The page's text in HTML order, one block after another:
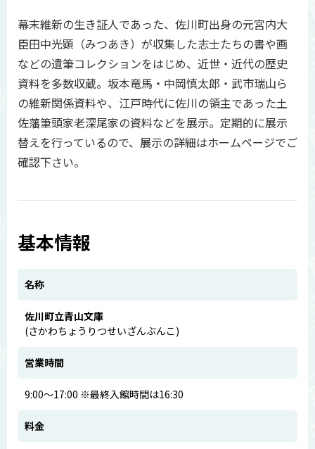
幕末維新の生き証人であった、佐川町出身の元宮内大
臣田中光顕（みつあき）が収集した志士たちの書や画
などの遺筆コレクションをはじめ、近世・近代の歴史
資料を多数収蔵。坂本竜馬・中岡慎太郎・武市瑞山ら
の維新関係資料や、江戸時代に佐川の領主であった土
佐藩筆頭家老深尾家の資料などを展示。定期的に展示
替えを行っているので、展示の詳細はホームページでご
確認下さい。
基本情報
名称
佐川町立青山文庫
(さかわちょうりつせいざんぶんこ)
営業時間
9:00～17:00 ※最終入館時間は16:30
料金